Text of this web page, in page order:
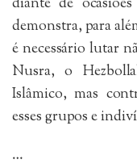
diante de
demonstra, para
é necessário lutar
Nusra, o
Islâmico, mas
esses grupos e
…